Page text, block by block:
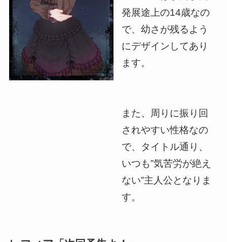
発展途上の14歳なの
で、幼さが残るよう
にデザインしてあり
ます。
また、周りに振り回
されやすい性格なの
で、タイトル通り、
いつも”気苦労が絶え
ない”主人公となりま
す。